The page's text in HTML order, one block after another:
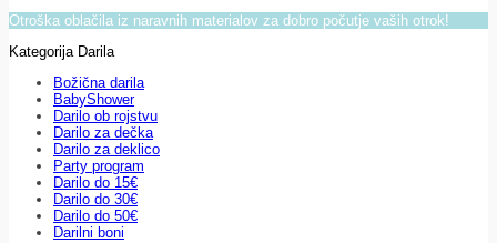
Otroška oblačila iz naravnih materialov za dobro počutje vaših otrok!
Kategorija Darila
Božična darila
BabyShower
Darilo ob rojstvu
Darilo za dečka
Darilo za deklico
Party program
Darilo do 15€
Darilo do 30€
Darilo do 50€
Darilni boni